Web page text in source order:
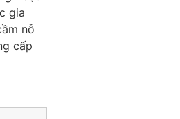
gia
nỗ
cấp